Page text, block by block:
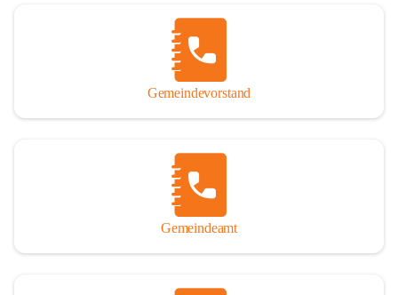
Gemeindevorstand
Gemeindeamt